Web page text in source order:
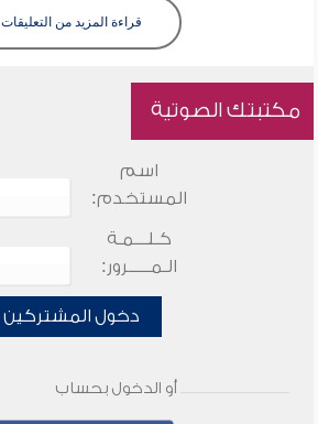
قراءة المزيد من التعليقات
مكتبتك الصوتية
اسم
المستخدم:
كـلـــمـة
الـمـــــرور:
دخول المشتركين
أو الدخول بحساب